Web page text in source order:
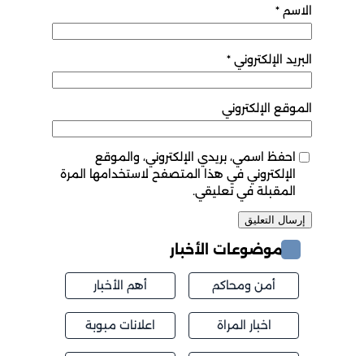
الاسم *
البريد الإلكتروني *
الموقع الإلكتروني
احفظ اسمي، بريدي الإلكتروني، والموقع
الإلكتروني في هذا المتصفح لاستخدامها المرة
المقبلة في تعليقي.
موضوعات الأخبار
أمن ومحاكم أهم الأخبار
اخبار المراة اعلانات مبوبة